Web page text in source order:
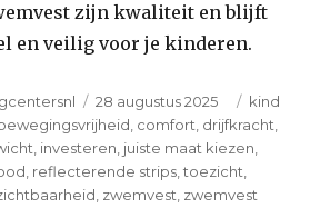
zijn kwaliteit en blijft
en veilig voor je kinderen.
Posted
on
28 augustus 2025 Categories
kind
comfort drijfkracht
investeren juiste maat kiezen
reflecterende strips ,toezicht
zwemvest zwemvest